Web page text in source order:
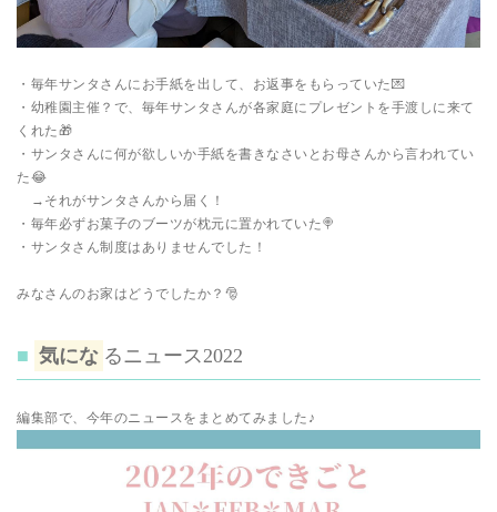
・毎年サンタさんにお手紙を出して、お返事をもらっていた💌
・幼稚園主催？で、毎年サンタさんが各家庭にプレゼントを手渡しに来て
くれた🎁
・サンタさんに何が欲しいか手紙を書きなさいとお母さんから言われてい
た😂
→それがサンタさんから届く！
・毎年必ずお菓子のブーツが枕元に置かれていた🍭
・サンタさん制度はありませんでした！
みなさんのお家はどうでしたか？🎅
気にな るニュース2022
編集部で、今年のニュースをまとめてみました♪